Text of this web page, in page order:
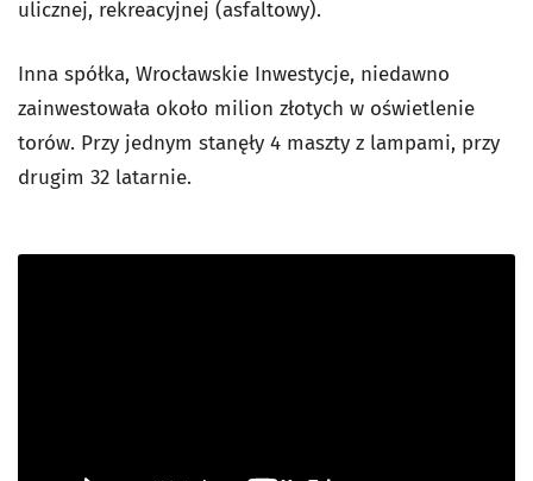
ulicznej, rekreacyjnej (asfaltowy).
Inna spółka, Wrocławskie Inwestycje, niedawno
zainwestowała około milion złotych w oświetlenie
torów. Przy jednym stanęły 4 maszty z lampami, przy
drugim 32 latarnie.